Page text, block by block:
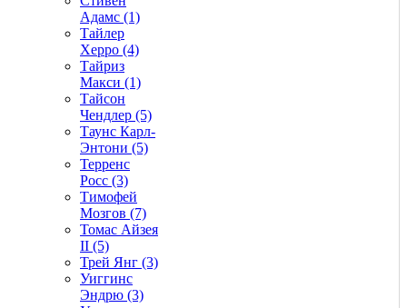
Адамс (1)
Тайлер
Херро (4)
Тайриз
Макси (1)
Тайсон
Чендлер (5)
Таунс Карл-
Энтони (5)
Терренс
Росс (3)
Тимофей
Мозгов (7)
Томас Айзея
II (5)
Трей Янг (3)
Уиггинс
Эндрю (3)